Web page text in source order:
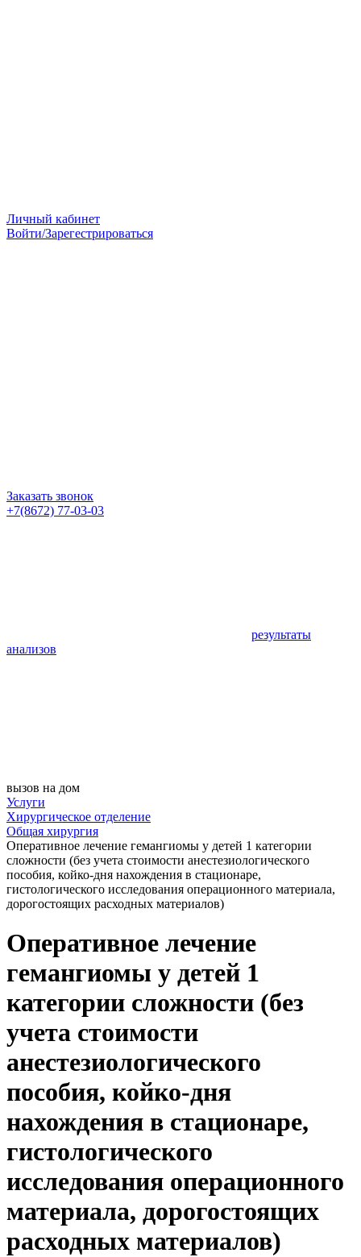
Личный кабинет
Войти/Зарегестрироваться
Заказать звонок
+7(8672) 77-03-03
результаты
анализов
вызов на дом
Услуги
Хирургическое отделение
Общая хирургия
Оперативное лечение гемангиомы у детей 1 категории
сложности (без учета стоимости анестезиологического
пособия, койко-дня нахождения в стационаре,
гистологического исследования операционного материала,
дорогостоящих расходных материалов)
Оперативное лечение
гемангиомы у детей 1
категории сложности (без
учета стоимости
анестезиологического
пособия, койко-дня
нахождения в стационаре,
гистологического
исследования операционного
материала, дорогостоящих
расходных материалов)